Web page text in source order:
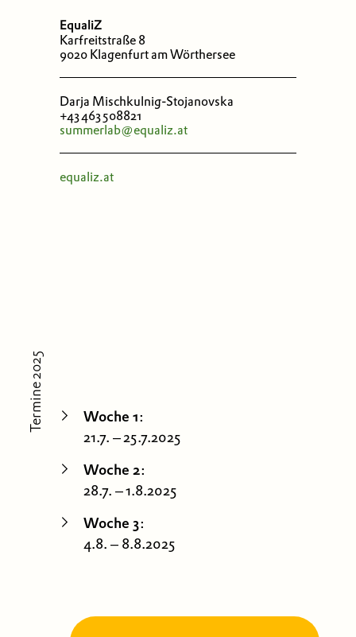
EqualiZ
Karfreitstraße 8
9020 Klagenfurt am Wörthersee
Darja Mischkulnig-Stojanovska
+43 463 508821
summerlab@equaliz.at
equaliz.at
Termine 2025 Woche 1:
21.7. – 25.7.2025
Woche 2:
28.7. – 1.8.2025
Woche 3:
4.8. – 8.8.2025